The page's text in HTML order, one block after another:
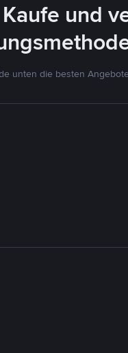
und
unten die besten